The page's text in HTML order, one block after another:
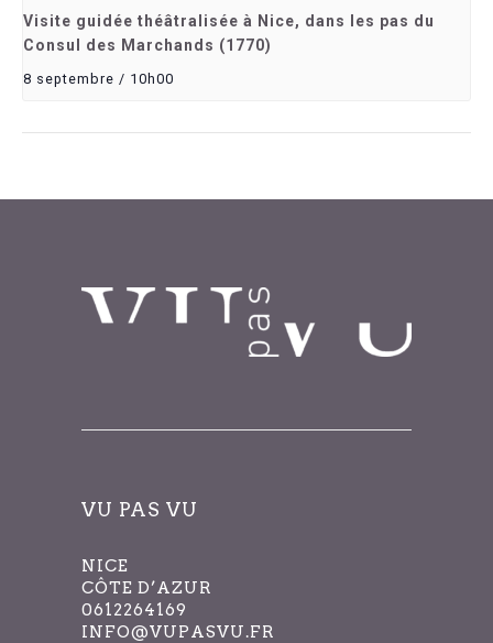
Visite guidée théâtralisée à Nice, dans les pas du
Consul des Marchands (1770)
8 septembre / 10h00
VU PAS VU
NICE
CÔTE D’AZUR
0612264169
INFO@VUPASVU.FR